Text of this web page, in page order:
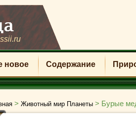
новое Содержание
> Животный мир Планеты > Бурые